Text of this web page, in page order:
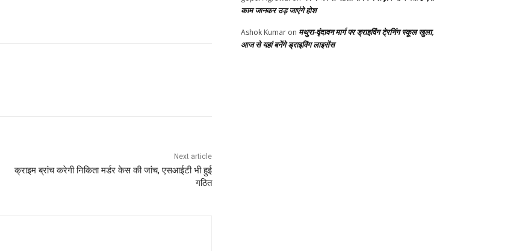
Next article
क्राइम ब्रांच करेगी निकिता मर्डर केस की जांच, एसआईटी भी हुई
गठित
काम जानकर उड़ जाएंगे होश
Ashok Kumar on मथुरा-वृंदावन मार्ग पर ड्राइविंग टे्रनिंग स्कूल खुला,
आज से यहां बनेंगे ड्राइविंग लाइसेंस